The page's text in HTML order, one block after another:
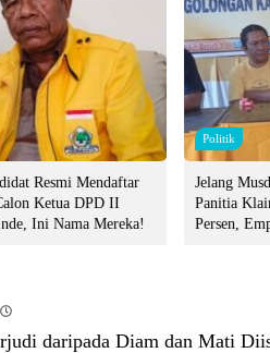
Resmi Mendaftar
Ketua DPD II
Ini Nama Mereka!
Politik
Jelang
Panitia
Persen,
daripada Diam dan Mati